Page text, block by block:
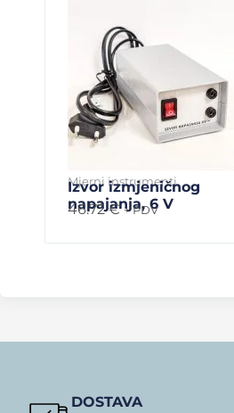
Mjerni instrumenti
Izvor izmjeničnog
napajanja, 6 V
46.72€ + PDV
DOSTAVA